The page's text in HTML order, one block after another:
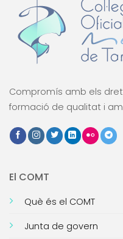
Compromís amb els
formació de qualitat i
El COMT
Què és el COMT
Junta de govern